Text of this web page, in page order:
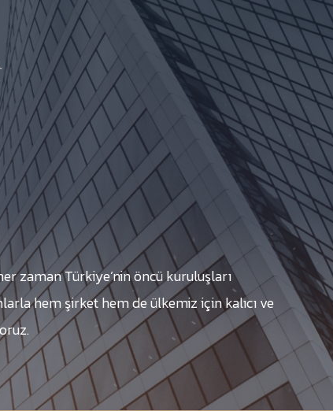
zaman Türkiye’nin öncü kuruluşları
hem şirket hem de ülkemiz için kalıcı ve